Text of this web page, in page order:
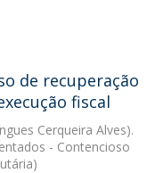
de recuperação
fiscal
Cerqueira Alves).
- Contencioso